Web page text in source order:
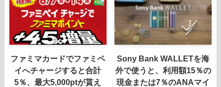
ファミマカードでファミペ
イへチャージすると合計
5％、最大5,000ptが貰え
Sony Bank WALLETを海
外で使うと、利用額15％の
現金または7％のANAマイ